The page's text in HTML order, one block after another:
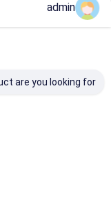
admin
are you looking for?